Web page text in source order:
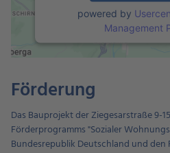
powered by
Management
Förderung
Das Bauprojekt der Ziegesarstraße 9-
Förderprogramms "Sozialer
Bundesrepublik Deutschland und den